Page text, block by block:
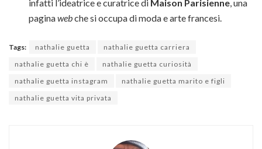
infatti l’ideatrice e curatrice di Maison Parisienne, una
paginawebche si occupa di moda e arte francesi.
Tags: nathalie guetta
nathalie guetta carriera
nathalie guetta chi è
nathalie guetta curiosità
nathalie guetta instagram
nathalie guetta marito e figli
nathalie guetta vita privata